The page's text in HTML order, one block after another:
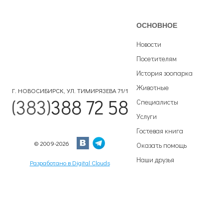
Г. НОВОСИБИРСК, УЛ. ТИМИРЯЗЕВА 71/1
(383)388 72 58
© 2009-2026
Разработано в Digital Clouds
ОСНОВНОЕ
Новости
Посетителям
История зоопарка
Животные
Специалисты
Услуги
Гостевая книга
Оказать помощь
Наши друзья